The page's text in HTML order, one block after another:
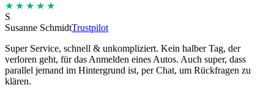
★★★★★
S
Susanne SchmidtTrustpilot
Super Service, schnell & unkompliziert. Kein halber Tag, der
verloren geht, für das Anmelden eines Autos. Auch super, dass
parallel jemand im Hintergrund ist, per Chat, um Rückfragen zu
klären.